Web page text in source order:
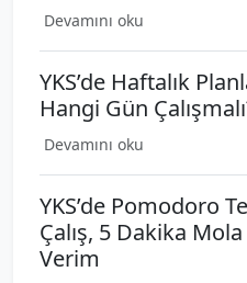
Devamını oku
YKS’de Haftalık
Hangi Gün
Devamını oku
YKS’de Pomodoro
Çalış, 5 Dakika
Verim